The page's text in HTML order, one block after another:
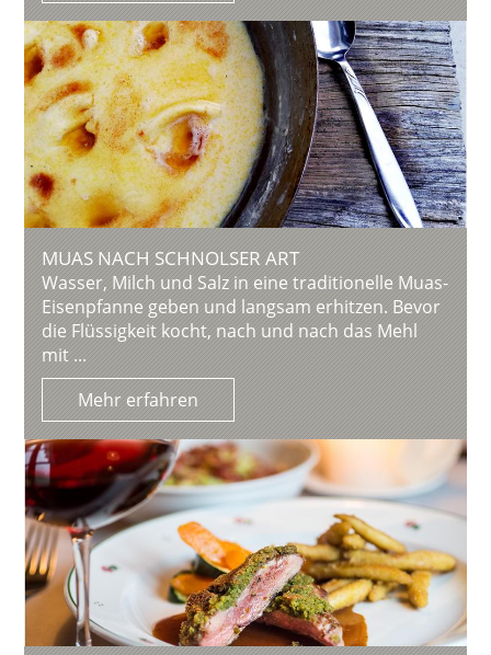
MUAS NACH SCHNOLSER ART
Wasser, Milch und Salz in eine traditionelle Muas-
Eisenpfanne geben und langsam erhitzen. Bevor
die Flüssigkeit kocht, nach und nach das Mehl
mit ...
Mehr erfahren